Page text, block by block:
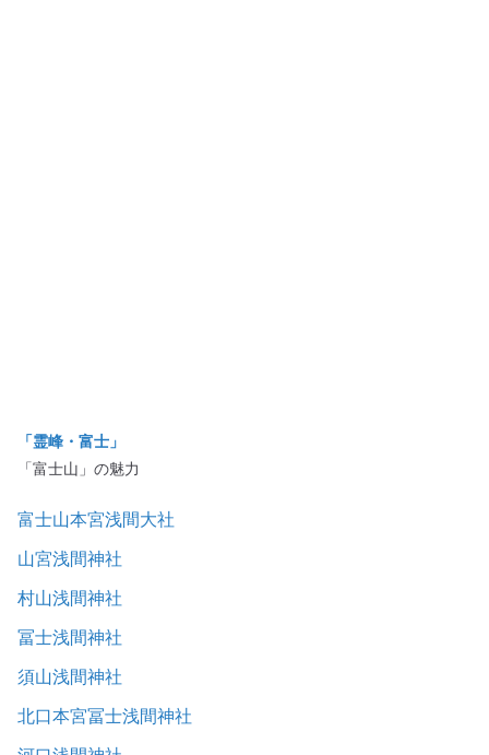
「霊峰・富士」
「富士山」の魅力
富士山本宮浅間大社
山宮浅間神社
村山浅間神社
冨士浅間神社
須山浅間神社
北口本宮冨士浅間神社